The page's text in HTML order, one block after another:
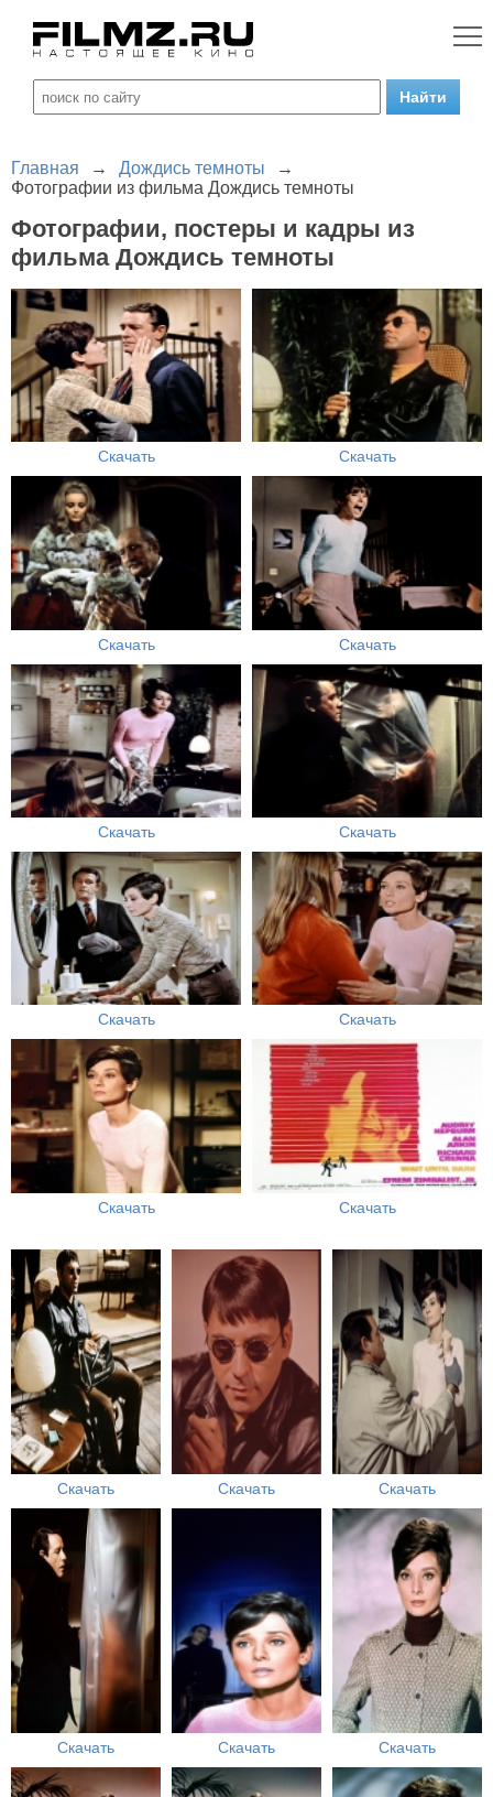
Главная → Дождись темноты
→
Фотографии из фильма Дождись темноты
Фотографии, постеры и кадры из
фильма Дождись темноты
Скачать Скачать
Скачать Скачать
Скачать Скачать
Скачать Скачать
Скачать Скачать
Скачать Скачать Скачать
Скачать Скачать Скачать